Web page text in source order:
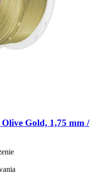
Gold, 1,75 mm /